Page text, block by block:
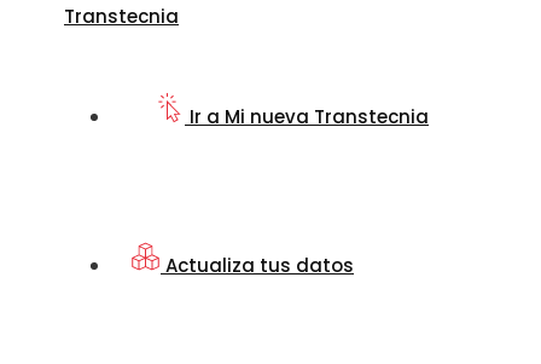
Transtecnia
Ir a Mi nueva Transtecnia
Actualiza tus datos